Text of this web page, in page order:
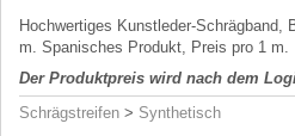
Hochwertiges Kunstleder-Schrägband,
m. Spanisches Produkt, Preis pro 1 m.
Der Produktpreis wird nach dem
Schrägstreifen > Synthetisch